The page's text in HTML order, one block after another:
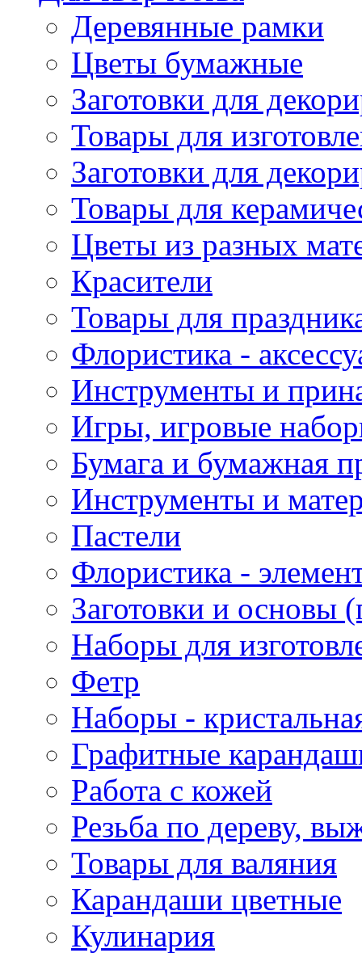
Деревянные рамки
Цветы бумажные
Заготовки для
Товары для
Заготовки для
Товары для
Цветы из разных
Красители
Товары для
Флористика -
Инструменты и
Игры, игровые
Бумага и бумажная
Инструменты и
Пастели
Флористика -
Заготовки и основы
Наборы для
Фетр
Наборы -
Графитные
Работа с кожей
Резьба по дереву,
Товары для валяния
Карандаши цветные
Кулинария